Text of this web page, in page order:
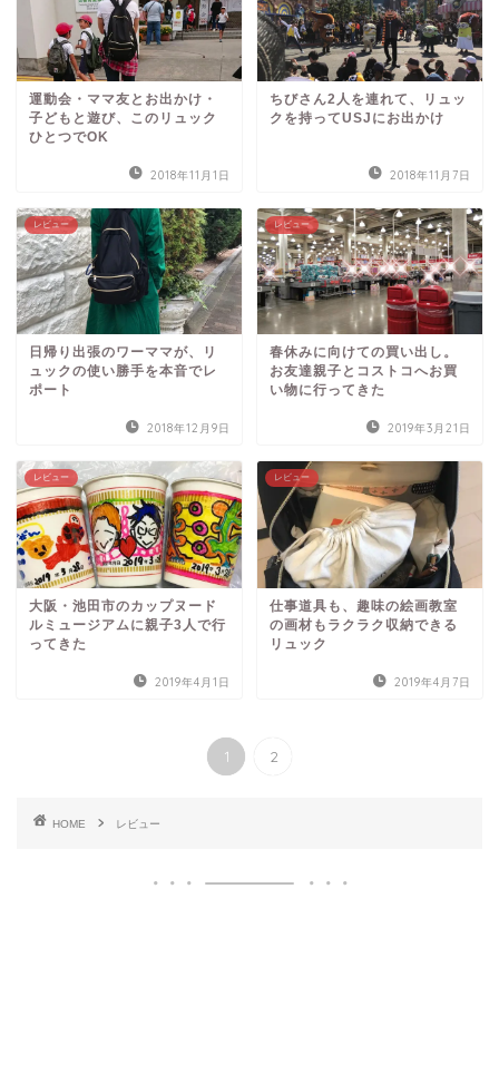
運動会・ママ友とお出かけ・
子どもと遊び、このリュック
ひとつでOK
2018年11月1日
ちびさん2人を連れて、リュッ
クを持ってUSJにお出かけ
2018年11月7日
レビュー
日帰り出張のワーママが、リ
ュックの使い勝手を本音でレ
ポート
2018年12月9日
レビュー
春休みに向けての買い出し。
お友達親子とコストコへお買
い物に行ってきた
2019年3月21日
レビュー
大阪・池田市のカップヌード
ルミュージアムに親子3人で行
ってきた
2019年4月1日
レビュー
仕事道具も、趣味の絵画教室
の画材もラクラク収納できる
リュック
2019年4月7日
1 2
HOME レビュー